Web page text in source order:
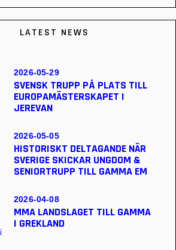
LATEST NEWS
SVENSK TRUPP PÅ PLATS TILL
EUROPAMÄSTERSKAPET I
JEREVAN
2026-05-29
HISTORISKT DELTAGANDE NÄR
SVERIGE SKICKAR UNGDOM &
SENIORTRUPP TILL GAMMA EM
2026-05-05
MMA LANDSLAGET TILL GAMMA
I GREKLAND
2026-04-08